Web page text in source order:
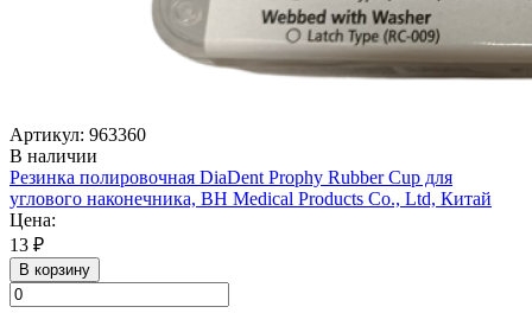
Артикул: 963360
В наличии
Резинка полировочная DiaDent Prophy Rubber Cup для
углового наконечника, BH Medical Products Co., Ltd, Китай
Цена:
13 ₽
В корзину